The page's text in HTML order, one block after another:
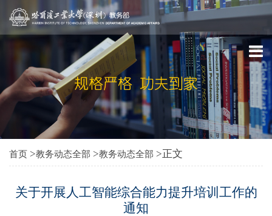
首页 >教务动态全部 >教务动态全部 >正文
关于开展人工智能综合能力提升培训工作的
通知